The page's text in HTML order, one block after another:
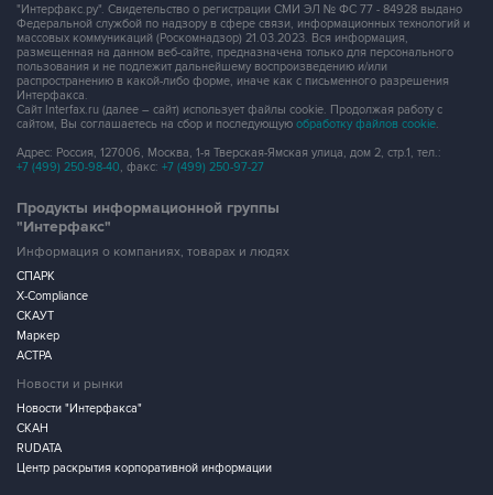
"Интерфакс.ру". Свидетельство о регистрации СМИ ЭЛ № ФС 77 - 84928 выдано
Федеральной службой по надзору в сфере связи, информационных технологий и
массовых коммуникаций (Роскомнадзор) 21.03.2023. Вся информация,
размещенная на данном веб-сайте, предназначена только для персонального
пользования и не подлежит дальнейшему воспроизведению и/или
распространению в какой-либо форме, иначе как с письменного разрешения
Интерфакса.
Сайт Interfax.ru (далее – сайт) использует файлы cookie. Продолжая работу с
сайтом, Вы соглашаетесь на сбор и последующую обработку файлов cookie.
Адрес: Россия, 127006, Москва, 1-я Тверская-Ямская улица, дом 2, стр.1, тел.:
+7 (499) 250-98-40, факс: +7 (499) 250-97-27
Продукты информационной группы
"Интерфакс"
Информация о компаниях, товарах и людях
СПАРК
X-Compliance
СКАУТ
Маркер
АСТРА
Новости и рынки
Новости "Интерфакса"
СКАН
RUDATA
Центр раскрытия корпоративной информации